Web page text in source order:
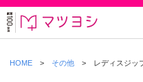
HOME その他 レディスジッ